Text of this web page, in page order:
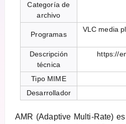
Categoría de
archivo
Programas
VLC media
Descripción
técnica
https://
Tipo MIME
Desarrollador
AMR (Adaptive Multi-Rate)